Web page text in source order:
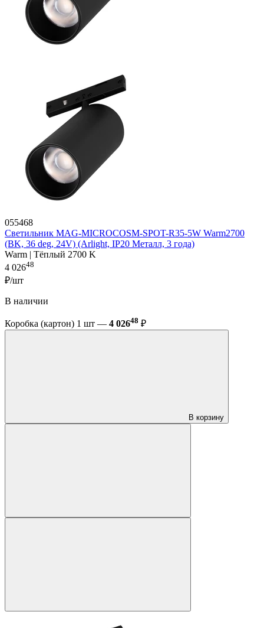
055468
Светильник MAG-MICROCOSM-SPOT-R35-5W Warm2700
(BK, 36 deg, 24V) (Arlight, IP20 Металл, 3 года)
Warm | Тёплый 2700 K
4 02648
₽/шт
В наличии
Коробка (картон) 1 шт — 4 02648 ₽
В корзину